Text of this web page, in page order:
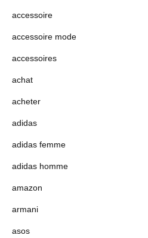
accessoire
accessoire mode
accessoires
achat
acheter
adidas
adidas femme
adidas homme
amazon
armani
asos